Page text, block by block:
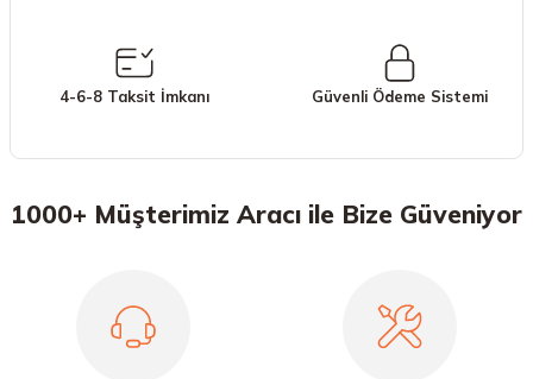
4-6-8 Taksit İmkanı Güvenli Ödeme Sistemi
1000+ Müşterimiz Aracı ile Bize Güveniyor